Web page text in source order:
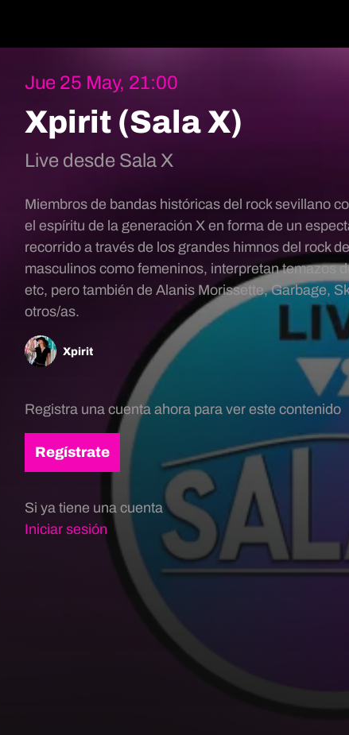
Jue 25 May, 21:00
Xpirit (Sala X)
Live desde Sala X
Miembros de bandas históricas del rock sevillano
el espíritu de la generación X en forma de un
recorrido a través de los grandes himnos del rock
masculinos como femeninos, interpretan temazos
etc, pero también de Alanis Morissette, Garbage,
otros/as.
Xpirit
Registra una cuenta ahora para ver este contenido
Regístrate
Si ya tiene una cuenta
Iniciar sesión